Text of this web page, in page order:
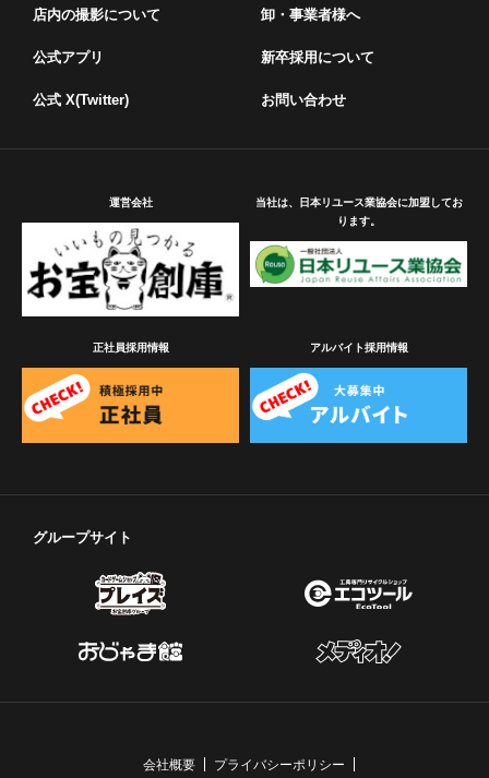
店内の撮影について
公式アプリ
公式 X(Twitter)
卸・事業者様へ
新卒採用について
お問い合わせ
運営会社
当社は、日本リユース業協会に加盟してお
ります。
正社員採用情報 アルバイト採用情報
グループサイト
会社概要 プライバシーポリシー